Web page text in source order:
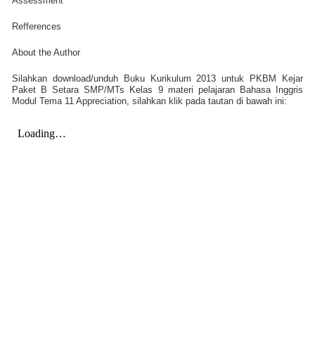
Refferences
About the Author
Silahkan download/unduh Buku Kurikulum 2013 untuk PKBM Kejar
Paket B Setara SMP/MTs Kelas 9 materi pelajaran Bahasa Inggris
Modul Tema 11 Appreciation, silahkan klik pada tautan di bawah ini: